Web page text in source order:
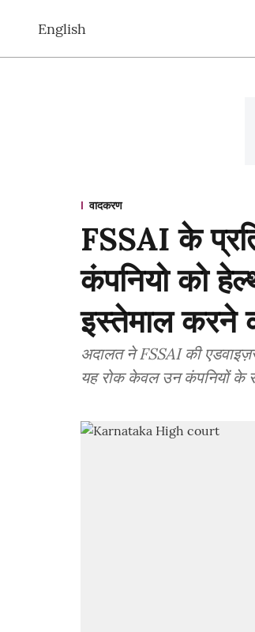
English
वादकरण
FSSAI के
कंपनियो को
इस्तेमाल करने
अदालत ने FSSAI की
यह रोक केवल उन कंपनियों के